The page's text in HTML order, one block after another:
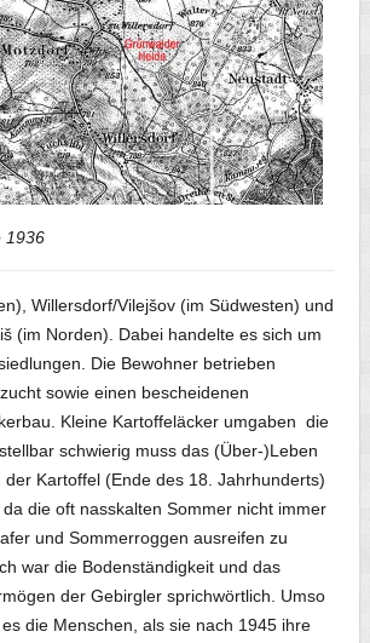
1936
Willersdorf/Vilejšov (im Südwesten) und
(im Norden). Dabei handelte es sich um
Die Bewohner betrieben
sowie einen bescheidenen
Kleine Kartoffeläcker umgaben die
schwierig muss das (Über-)Leben
der Kartoffel (Ende des 18. Jahrhunderts)
die oft nasskalten Sommer nicht immer
und Sommerroggen ausreifen zu
war die Bodenständigkeit und das
der Gebirgler sprichwörtlich. Umso
die Menschen, als sie nach 1945 ihre